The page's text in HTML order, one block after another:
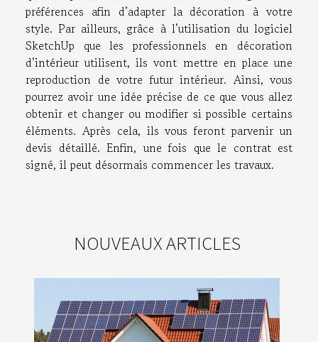
préférences afin d’adapter la décoration à votre
style. Par ailleurs, grâce à l’utilisation du logiciel
SketchUp que les professionnels en décoration
d’intérieur utilisent, ils vont mettre en place une
reproduction de votre futur intérieur. Ainsi, vous
pourrez avoir une idée précise de ce que vous allez
obtenir et changer ou modifier si possible certains
éléments. Après cela, ils vous feront parvenir un
devis détaillé. Enfin, une fois que le contrat est
signé, il peut désormais commencer les travaux.
NOUVEAUX ARTICLES